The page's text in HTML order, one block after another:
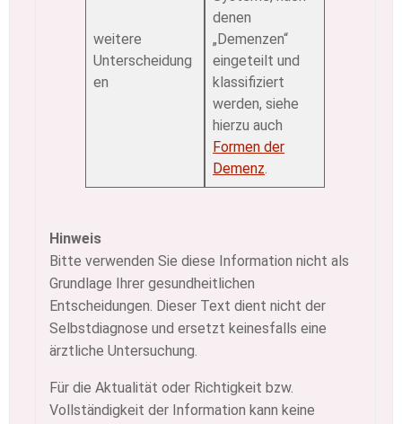
weitere
Unterscheidung
en
denen
„Demenzen“
eingeteilt und
klassifiziert
werden, siehe
hierzu auch
Formen der
Demenz.
Hinweis
Bitte verwenden Sie diese Information nicht als
Grundlage Ihrer gesundheitlichen
Entscheidungen. Dieser Text dient nicht der
Selbstdiagnose und ersetzt keinesfalls eine
ärztliche Untersuchung.
Für die Aktualität oder Richtigkeit bzw.
Vollständigkeit der Information kann keine